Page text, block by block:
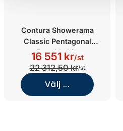
Contura Showerama
Classic Pentagonal
Duschkabin
(900x800/Vit/Klarglas)
16 551 kr/st
22 312,50 kr/st
Välj ...